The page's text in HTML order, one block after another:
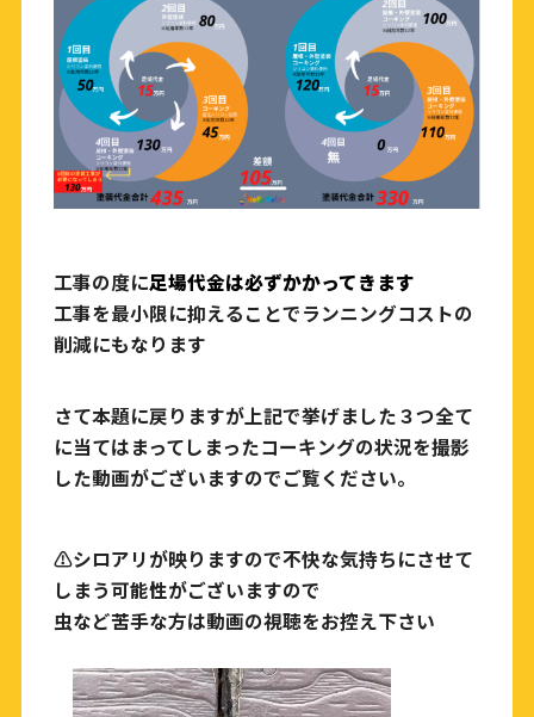
工事の度に足場代金は必ずかかってきます
工事を最小限に抑えることでランニングコストの
削減にもなります
さて本題に戻りますが上記で挙げました３つ全て
に当てはまってしまったコーキングの状況を撮影
した動画がございますのでご覧ください。
⚠️シロアリが映りますので不快な気持ちにさせて
しまう可能性がございますので
虫など苦手な方は動画の視聴をお控え下さい